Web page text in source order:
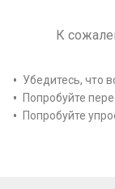
К
Убедитесь, что
Попробуйте
Попробуйте